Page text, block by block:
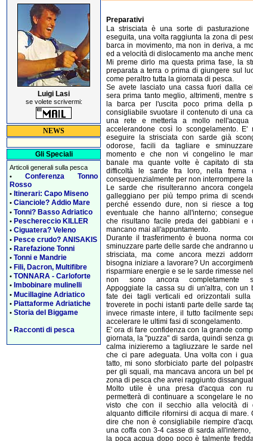
Luigi Lasi
se volete scrivermi:
NEWS
Gli Speciali
Articoli generali sulla pesca
• Conferenza Tonno
Rosso
• Itinerari: Capo Miseno
• Cianciole? Addio Mare
• Tonni? Basso Adriatico
• Peschereccio KILLER
• Ciguatera? Veleno
• Pesce crudo? ANISAKIS
• Rarefazione Tonni
• Tonni e Mandrie
• Fili, Dacron, Multifibre
• TONNARA - Carloforte
• Imbobinare mulinelli
• Mucillagine Adriatico
• Piattaforme Adriatiche
• Storia del Biggame
• Racconti di pesca
Preparativi
La strisciata è una sorte di pasturazione
eseguita, una volta raggiunta la zona di
barca in movimento, ma non in deriva, a
ed a velocità di dislocamento ma anche
Mi preme dirlo ma questa prima fase, la
preparata a terra o prima di giungere sul
come peraltro tutta la giornata di pesca.
Se avete lasciato una cassa fuori dalla
sera prima tanto meglio, altrimenti, mentre
la barca per l'uscita poco prima della
consigliabile svuotare il contenuto di una
una rete e metterla a mollo nell'acqua
accelerandone così lo scongelamento. E'
eseguire la strisciata con sarde già
odorose, facili da tagliare e
momento e che non vi congelino le
banale ma quante volte è capitato di
difficoltà le sarde fra loro, nella frema
consequenzialmente per non interrompere
Le sarde che risulteranno ancora
galleggiano per più tempo prima di
perché essendo dure, non si riesce a
eventuale che hanno all'interno;
che risultano facile preda dei gabbiani e
mancano mai all'appuntamento.
Durante il trasferimento è buona norma
sminuzzare parte delle sarde che andranno
strisciata, ma come ancora mezzi
bisogna iniziare a lavorare? Un
risparmiare energie e se le sarde rimesse
non sono ancora completamente
Appoggiate la cassa su di un'altra, con un
fate dei tagli verticali ed orizzontali sulla
troverete in pochi istanti parte delle sarde
invece rimaste intere, il tutto facilmente
accelerare le ultimi fasi di scongelamento.
E' ora di fare confidenza con la grande
giornata, la "puzza" di sarda, quindi senza
calma inizieremo a tagliuzzare le sarde
che ci pare adeguata. Una volta con i
tatto, mi sono sforbiciato parte del
per gli squali, ma mancava ancora un bel
zona di pesca che avrei raggiunto
Molto utile è una presa d'acqua con
permetterà di continuare a scongelare le
visto che con il secchio alla velocità di
alquanto difficile rifornirsi di acqua di mare.
dire che non è consigliabile riempire
una coffa con 3-4 casse di sarda all'interno,
la poca acqua dopo poco è talmente